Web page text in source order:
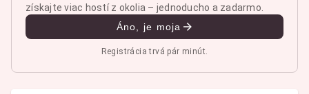
získajte viac hostí z okolia – jednoducho a zadarmo.
Áno, je moja
Registrácia trvá pár minút.